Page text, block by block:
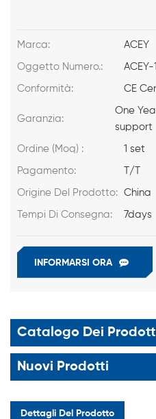
Marca: ACEY
Oggetto Numero.:
Conformità: CE
Garanzia:
One
support
Ordine (Moq) : 1 set
Pagamento: T/T
Origine Del Prodotto: China
Tempi Di Consegna: 7days
INFORMARSI ORA
Catalogo Dei
Nuovi Prodotti
Dettagli Del Prodotto